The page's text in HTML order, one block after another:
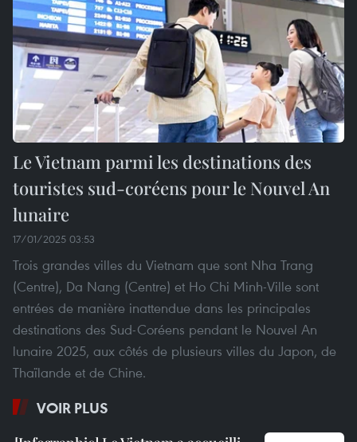
Le Vietnam parmi les destinations des
touristes sud-coréens pour le Nouvel An
lunaire
17/01/2025 03:53
Trois grandes villes du Vietnam que sont Nha Trang
(Centre), Da Nang (Centre) et Ho Chi Minh-Ville sont
entrées de manière inattendue dans les principales
destinations des Sud-Coréens pendant le Nouvel An
lunaire 2025, aux côtés de plusieurs villes du Japon, de
Thaïlande et de Chine.
VOIR PLUS